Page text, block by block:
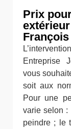
Prix
François
Entreprise
vous
soit aux
Pour une
varie selon :
peindre ; le